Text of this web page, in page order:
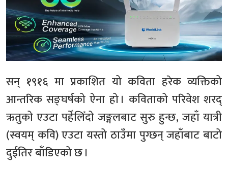
सन् १९१६ मा प्रकाशित यो कविता हरेक व्यक्तिको
आन्तरिक सङ्घर्षको ऐना हो । कविताको परिवेश शरद्
ऋतुको एउटा पहेँलिँदो जङ्गलबाट सुरु हुन्छ, जहाँ यात्री
(स्वयम् कवि) एउटा यस्तो ठाउँमा पुग्छन् जहाँबाट बाटो
दुईतिर बाँडिएको छ ।